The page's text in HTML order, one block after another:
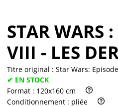
STAR WARS
VIII - LES
Titre original : Star Wars:
✔ EN STOCK
Format : 120x160 cm
Conditionnement : pliée